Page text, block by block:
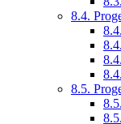
8.4.
8.5.